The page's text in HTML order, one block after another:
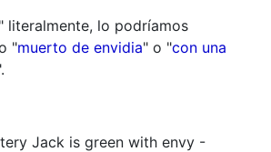
literalmente, lo podríamos
"muerto de envidia" o "con una
Jack is green with envy -